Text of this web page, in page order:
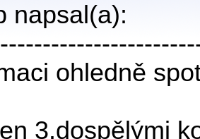
napsal(a):
ohledně
3.dospělými